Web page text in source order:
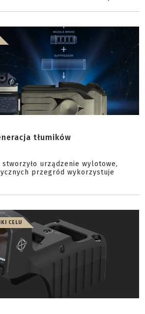
tłumików
urządzenie wylotowe,
przegród wykorzystuje
CELU